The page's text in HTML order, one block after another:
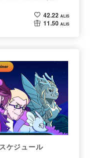
42.22 ALIS
11.50 ALIS
ケジュール